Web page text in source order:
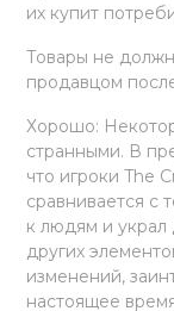
их купит
Товары не
продавцом
Хорошо:
странными. В
что игроки The
сравнивается с
к людям и украл
других
изменений,
настоящее